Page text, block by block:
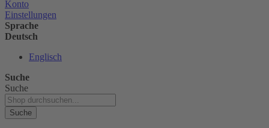
Konto
Einstellungen
Sprache
Deutsch
Englisch
Suche
Suche
Suche